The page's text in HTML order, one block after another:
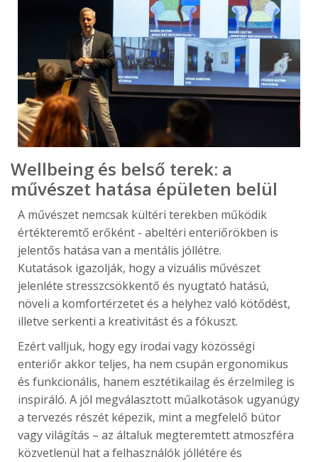
Wellbeing és belső terek: a
művészet hatása épületen belül
A művészet nemcsak kültéri terekben működik
értékteremtő erőként - abeltéri enteriőrökben is
jelentős hatása van a mentális jóllétre.
Kutatások igazolják, hogy a vizuális művészet
jelenléte stresszcsökkentő és nyugtató hatású,
növeli a komfortérzetet és a helyhez való kötődést,
illetve serkenti a kreativitást és a fókuszt.
Ezért valljuk, hogy egy irodai vagy közösségi
enteriőr akkor teljes, ha nem csupán ergonomikus
és funkcionális, hanem esztétikailag és érzelmileg is
inspiráló. A jól megválasztott műalkotások ugyanúgy
a tervezés részét képezik, mint a megfelelő bútor
vagy világítás – az általuk megteremtett atmoszféra
közvetlenül hat a felhasználók jóllétére és